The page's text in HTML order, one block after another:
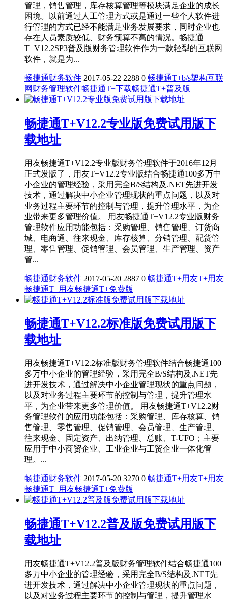
管理，销售管理，库存核算管理等模块满足企业的成长
困境。以前通过人工管理方式或是通过一些个人软件进
行管理的方式已经不能满足业务发展要求，同时企业也
存在人员素质较低、财务预算不高的情况。畅捷通
T+V12.2SP3普及版财务管理软件作为一款轻型的互联网
软件，就是为...
畅捷通财务软件 2017-05-22 2288 0 畅捷通T+b/s架构互联
网财务管理软件畅捷通T+下载畅捷通T+普及版
畅捷通T+V12.2专业版免费试用版下
载地址
用友畅捷通T+V12.2专业版财务管理软件于2016年12月
正式发版了，用友T+V12.2专业版结合畅捷通100多万中
小企业的管理经验，采用完全B/S结构及.NET先进开发
技术，通过解决中小企业管理现状的重点问题，以及对
业务过程主要环节的控制与管理，提升管理水平，为企
业带来更多管理价值。 用友畅捷通T+V12.2专业版财务
管理软件应用功能包括：采购管理、销售管理、订货商
城、电商通、往来现金、库存核算、分销管理、配货管
理、零售管理、促销管理、会员管理、生产管理、资产
管...
畅捷通财务软件 2017-05-20 2887 0 畅捷通T+用友T+用友
畅捷通T+用友畅捷通T+免费版
畅捷通T+V12.2标准版免费试用版下
载地址
用友畅捷通T+V12.2标准版财务管理软件结合畅捷通100
多万中小企业的管理经验，采用完全B/S结构及.NET先
进开发技术，通过解决中小企业管理现状的重点问题，
以及对业务过程主要环节的控制与管理，提升管理水
平，为企业带来更多管理价值。 用友畅捷通T+V12.2财
务管理软件的应用功能包括：采购管理、库存核算、销
售管理、零售管理、促销管理、会员管理、生产管理、
往来现金、固定资产、出纳管理、总账、T-UFO；主要
应用于中小商贸企业、工业企业与工贸企业一体化管
理。...
畅捷通财务软件 2017-05-20 3270 0 畅捷通T+用友T+用友
畅捷通T+用友畅捷通T+免费版
畅捷通T+V12.2普及版免费试用版下
载地址
用友畅捷通T+V12.2普及版财务管理软件结合畅捷通100
多万中小企业的管理经验，采用完全B/S结构及.NET先
进开发技术，通过解决中小企业管理现状的重点问题，
以及对业务过程主要环节的控制与管理，提升管理水